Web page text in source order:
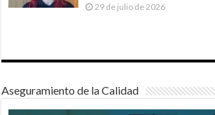
29 de julio de 2026
Aseguramiento de la Calidad